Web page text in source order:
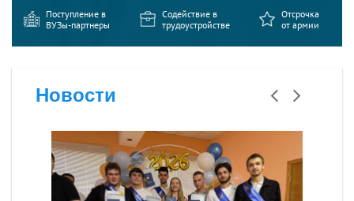
Поступление в
ВУЗы-партнеры
Содействие в
трудоустройстве
Отсрочка
от армии
Новости